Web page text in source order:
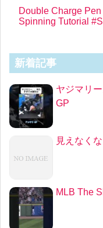
Double Charge
Spinning Tutorial
新着記事
ヤジマリ
GP
見えなくな
MLB The